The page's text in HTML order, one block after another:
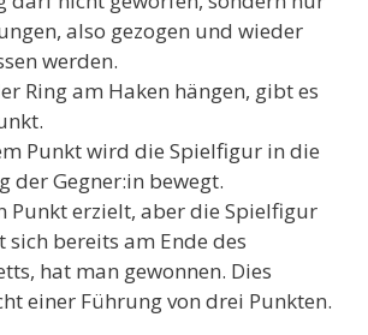
also gezogen und wieder
werden.
Ring am Haken hängen, gibt es
Punkt wird die Spielfigur in die
der Gegner:in bewegt.
Punkt erzielt, aber die Spielfigur
sich bereits am Ende des
hat man gewonnen. Dies
einer Führung von drei Punkten.